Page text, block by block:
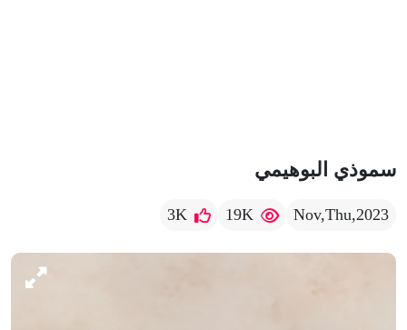
سموذي البوهيمي
Nov,Thu,2023
19K
3K